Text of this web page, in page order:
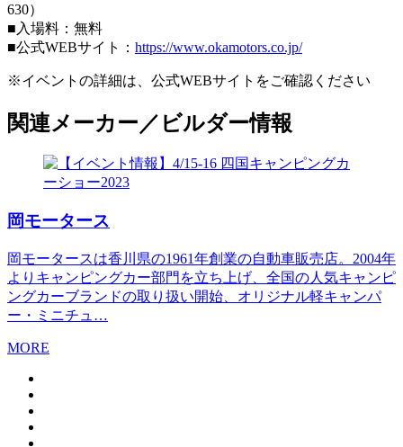
630）
■入場料：無料
■公式WEBサイト： https://www.okamotors.co.jp/
※イベントの詳細は、公式WEBサイトをご確認ください
関連メーカー／ビルダー情報
岡モータース
岡モータースは香川県の1961年創業の自動車販売店。2004年
よりキャンピングカー部門を立ち上げ、全国の人気キャンピ
ングカーブランドの取り扱い開始、オリジナル軽キャンパ
ー・ミニチュ…
MORE